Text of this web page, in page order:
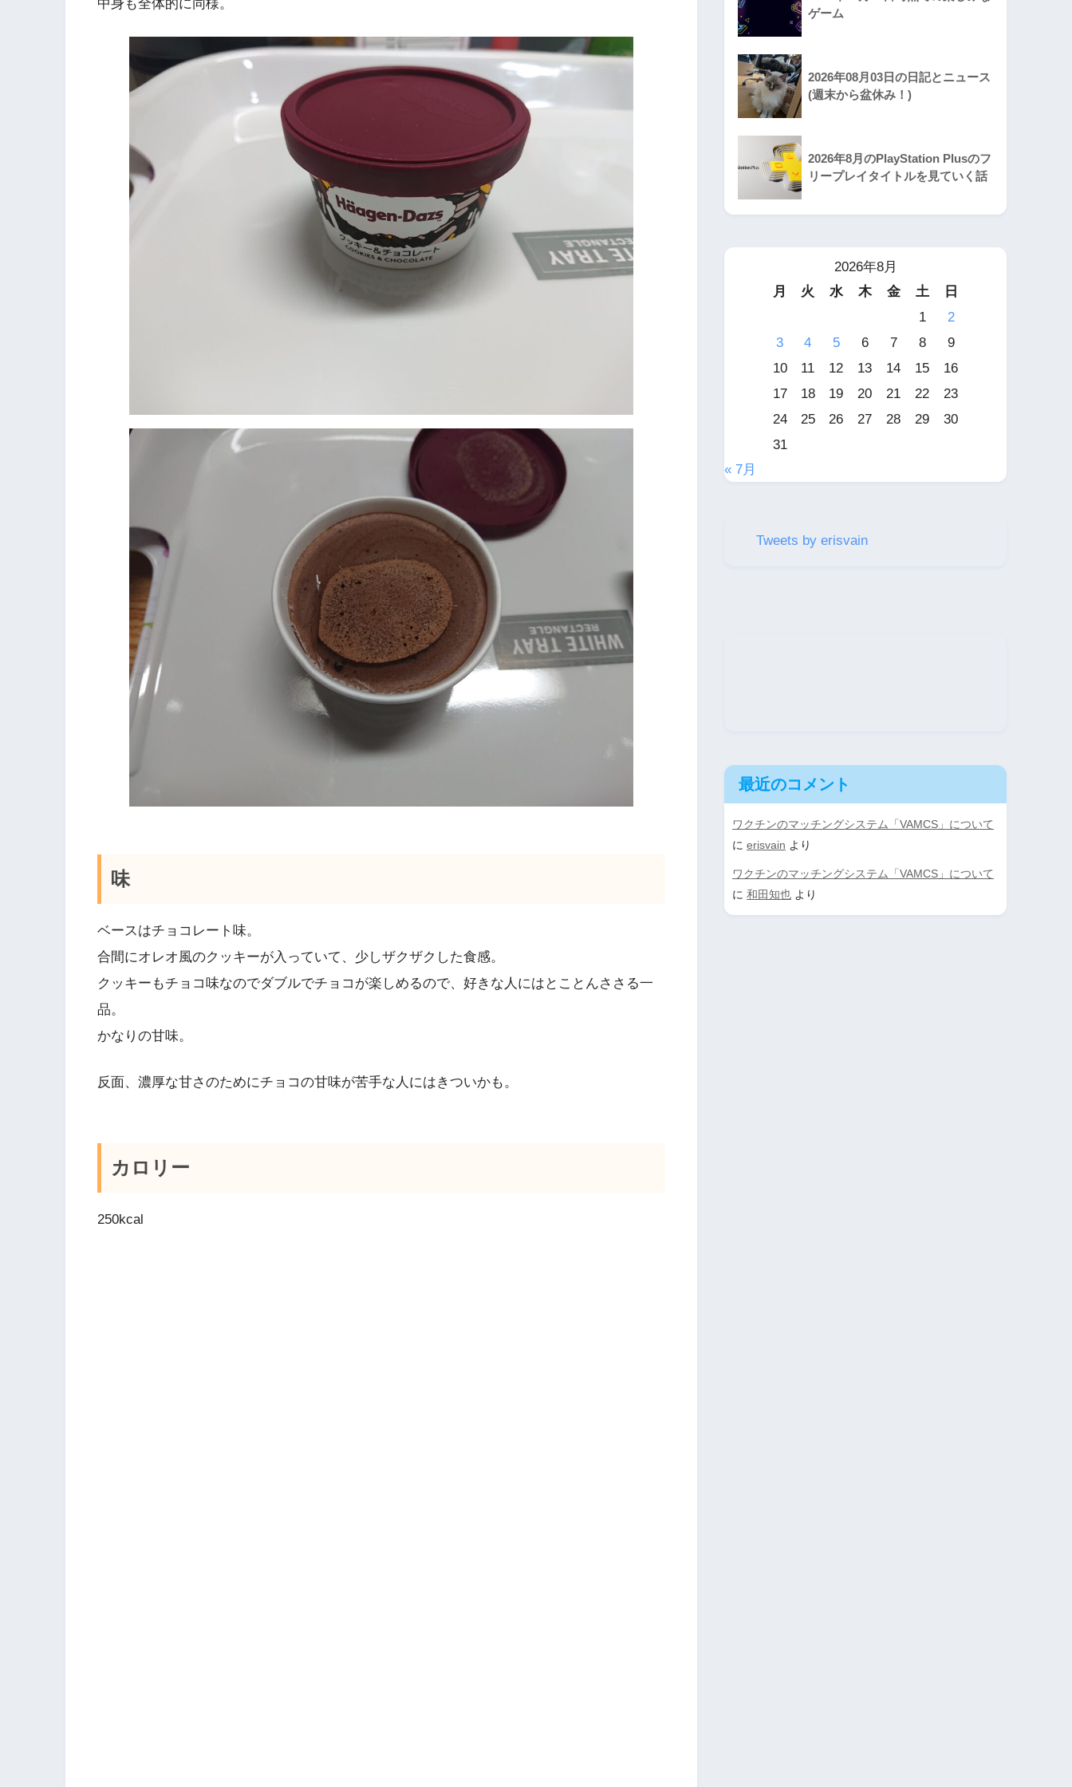
中身も全体的に同様。
味
ベースはチョコレート味。
合間にオレオ風のクッキーが入っていて、少しザクザクした食感。
クッキーもチョコ味なのでダブルでチョコが楽しめるので、好きな人にはとことんささる一
品。
かなりの甘味。
反面、濃厚な甘さのためにチョコの甘味が苦手な人にはきついかも。
カロリー
250kcal
ゲーム
2026年08月03日の日記とニュース
(週末から盆休み！)
2026年8月のPlayStation Plusのフ
リープレイタイトルを見ていく話
2026年8月
月
火 水 木 金 土
日
1
2
3
4 5 6 7 8
9
10
11 12 13 14 15
16
17
18 19 20 21 22
23
24
25 26 27 28 29
30
31
« 7月
Tweets by erisvain
最近のコメント
ワクチンのマッチングシステム「VAMCS」について
に erisvain より
ワクチンのマッチングシステム「VAMCS」について
に 和田知也 より